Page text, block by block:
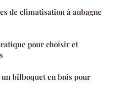
de climatisation à aubagne
pour choisir et
bilboquet en bois pour